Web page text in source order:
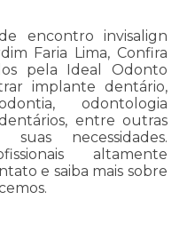
encontro invisalign
Faria Lima, Confira
pela Ideal Odonto
implante dentário,
odontologia
entre outras
necessidades.
altamente
e saiba mais sobre